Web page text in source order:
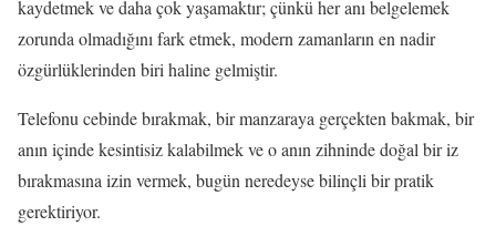
kaydetmek ve daha çok yaşamaktır; çünkü her anı belgelemek
zorunda olmadığını fark etmek, modern zamanların en nadir
özgürlüklerinden biri haline gelmiştir.
Telefonu cebinde bırakmak, bir manzaraya gerçekten bakmak, bir
anın içinde kesintisiz kalabilmek ve o anın zihninde doğal bir iz
bırakmasına izin vermek, bugün neredeyse bilinçli bir pratik
gerektiriyor.